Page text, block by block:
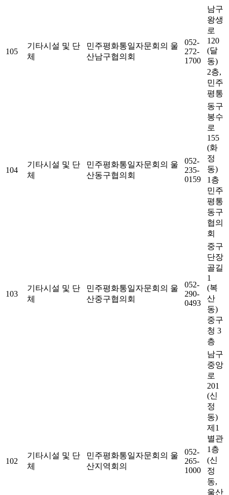
105
기타시설 및 단
체
민주평화통일자문회의 울
산남구협의회
052-
272-
1700
남구
왕생
로
120
(달
동)
2층,
민주
평통
104
기타시설 및 단
체
민주평화통일자문회의 울
산동구협의회
052-
235-
0159
동구
봉수
로
155
(화
정
동)
1층
민주
평통
동구
협의
회
103
기타시설 및 단
체
민주평화통일자문회의 울
산중구협의회
052-
290-
0493
중구
단장
골길
1
(복
산
동)
중구
청 3
층
102
기타시설 및 단
체
민주평화통일자문회의 울
산지역회의
052-
265-
1000
남구
중앙
로
201
(신
정
동)
제1
별관
1층
(신
정
동,
울산